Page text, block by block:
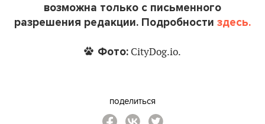
возможна только с письменного
разрешения редакции. Подробности здесь.
Фото: CityDog.io.
поделиться